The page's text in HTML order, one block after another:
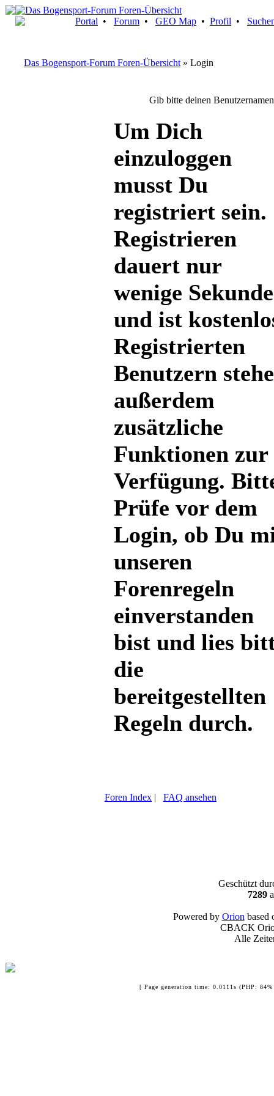
Portal • Forum • GEO Map • Profil •
Das Bogensport-Forum Foren-Übersicht » Login
Gib bitte deinen
Um Dich
einzuloggen
musst Du
registriert sein.
Registrieren
dauert nur
wenige
und ist
Registrierten
Benutzern
außerdem
zusätzliche
Funktionen zur
Verfügung.
Prüfe vor dem
Login, ob Du
unseren
Forenregeln
einverstanden
bist und lies
die
bereitgestellten
Regeln durch.
Foren Index | FAQ ansehen
Geschützt
7289
Powered by Orion based
CBACK
Alle
[ Page generation time: 0.0111s (PHP: